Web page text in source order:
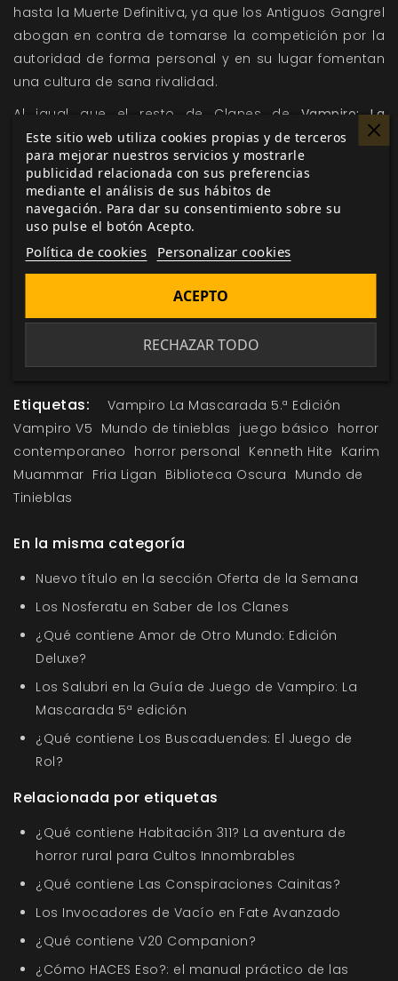
hasta la Muerte Definitiva, ya que los Antiguos Gangrel
abogan en contra de tomarse la competición por la
autoridad de forma personal y en su lugar fomentan
una cultura de sana rivalidad.
Al igual que el resto de Clanes de Vampiro: La
Mascarada 5.ª edición, los Gangrel también poseen
Disciplinas propias, como elAnimalismo, la
una Disciplina exclusiva y muy desconocida
denominadaProtean , gracias a la cual un Gangrel
puedeadquirir las propiedades físicas de otra criatura.
Etiquetas:
Vampiro La Mascarada 5.ª Edición
Vampiro V5 Mundo de tinieblas juego básico horror
contemporaneo horror personal Kenneth Hite Karim
Muammar Fria Ligan Biblioteca Oscura Mundo de
Tinieblas
En la misma categoría
Nuevo título en la sección Oferta de la Semana
Los Nosferatu en Saber de los Clanes
¿Qué contiene Amor de Otro Mundo: Edición
Deluxe?
Los Salubri en la Guía de Juego de Vampiro: La
Mascarada 5ª edición
¿Qué contiene Los Buscaduendes: El Juego de
Rol?
Relacionada por etiquetas
¿Qué contiene Habitación 311? La aventura de
horror rural para Cultos Innombrables
¿Qué contiene Las Conspiraciones Cainitas?
Los Invocadores de Vacío en Fate Avanzado
¿Qué contiene V20 Companion?
¿Cómo HACES Eso?: el manual práctico de las
Este sitio web utiliza cookies propias y de terceros
para mejorar nuestros servicios y mostrarle
publicidad relacionada con sus preferencias
mediante el análisis de sus hábitos de
navegación. Para dar su consentimiento sobre su
uso pulse el botón Acepto.
Política de cookies Personalizar cookies
RECHAZAR TODO
ACEPTO